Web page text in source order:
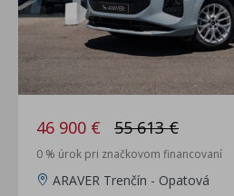
46 900 € 55 613 €
0 % úrok pri značkovom financovaní
ARAVER Trenčín - Opatová